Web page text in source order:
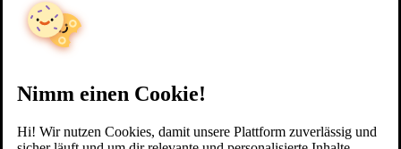
Nimm einen Cookie!
Hi! Wir nutzen Cookies, damit unsere Plattform zuverlässig und